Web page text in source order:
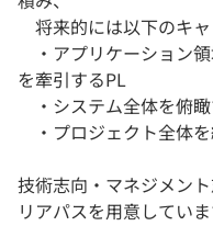
将来的には以下のキャ
・アプリケーション
を牽引するPL
・システム全体を俯
・プロジェクト全体
技術志向・マネジメン
リアパスを用意していま